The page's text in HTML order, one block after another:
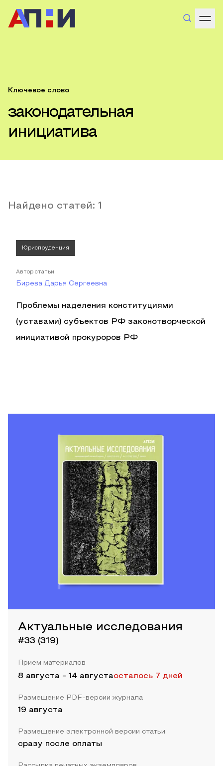
Ключевое слово
законодательная
инициатива
Найдено статей: 1
Юриспруденция
Автор статьи
Бирева Дарья Сергеевна
Проблемы наделения конституциями
(уставами) субъектов РФ законотворческой
инициативой прокуроров РФ
Актуальные исследования
#33 (319)
Прием материалов
8 августа - 14 августаосталось 7 дней
Размещение PDF-версии журнала
19 августа
Размещение электронной версии статьи
сразу после оплаты